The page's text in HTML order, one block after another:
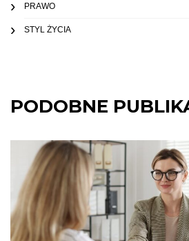
PRAWO
STYL ŻYCIA
PODOBNE